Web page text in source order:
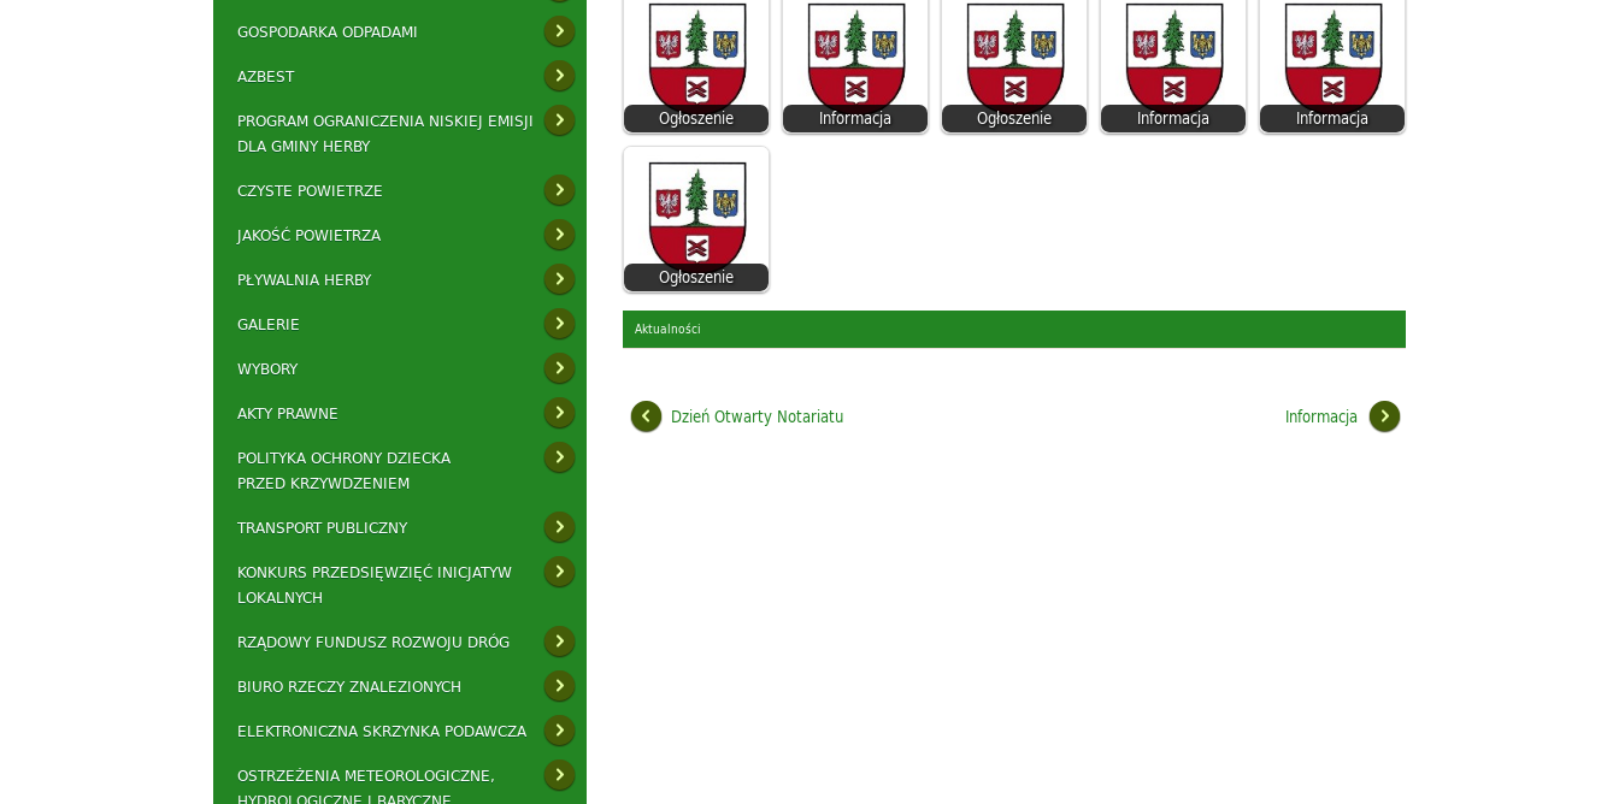
GOSPODARKA ODPADAMI
AZBEST
PROGRAM OGRANICZENIA NISKIEJ EMISJI
DLA GMINY HERBY
CZYSTE POWIETRZE
JAKOŚĆ POWIETRZA
PŁYWALNIA HERBY
GALERIE
WYBORY
AKTY PRAWNE
POLITYKA OCHRONY DZIECKA
PRZED KRZYWDZENIEM
TRANSPORT PUBLICZNY
KONKURS PRZEDSIĘWZIĘĆ INICJATYW
LOKALNYCH
RZĄDOWY FUNDUSZ ROZWOJU DRÓG
BIURO RZECZY ZNALEZIONYCH
ELEKTRONICZNA SKRZYNKA PODAWCZA
OSTRZEŻENIA METEOROLOGICZNE,
Ogłoszenie Informacja Ogłoszenie Informacja Informacja
Ogłoszenie
Aktualności
Dzień Otwarty Notariatu Informacja